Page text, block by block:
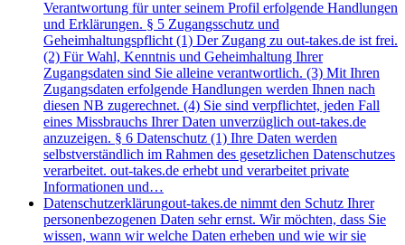
Verantwortung für unter seinem Profil erfolgende Handlungen
und Erklärungen. § 5 Zugangsschutz und
Geheimhaltungspflicht (1) Der Zugang zu out-takes.de ist frei.
(2) Für Wahl, Kenntnis und Geheimhaltung Ihrer
Zugangsdaten sind Sie alleine verantwortlich. (3) Mit Ihren
Zugangsdaten erfolgende Handlungen werden Ihnen nach
diesen NB zugerechnet. (4) Sie sind verpflichtet, jeden Fall
eines Missbrauchs Ihrer Daten unverzüglich out-takes.de
anzuzeigen. § 6 Datenschutz (1) Ihre Daten werden
selbstverständlich im Rahmen des gesetzlichen Datenschutzes
verarbeitet. out-takes.de erhebt und verarbeitet private
Informationen und…
Datenschutzerklärungout-takes.de nimmt den Schutz Ihrer
personenbezogenen Daten sehr ernst. Wir möchten, dass Sie
wissen, wann wir welche Daten erheben und wie wir sie